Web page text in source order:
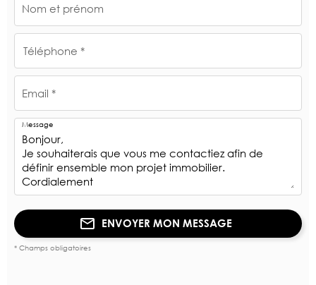
Nom et prénom
Téléphone *
Email *
Message
ENVOYER MON MESSAGE
* Champs obligatoires